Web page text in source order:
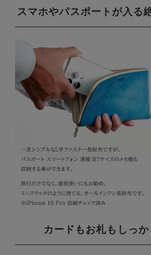
スマホやパスポートが入る
カードもお札もしっ